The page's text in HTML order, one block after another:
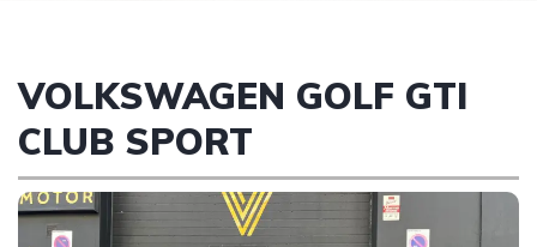
VOLKSWAGEN GOLF GTI
CLUB SPORT